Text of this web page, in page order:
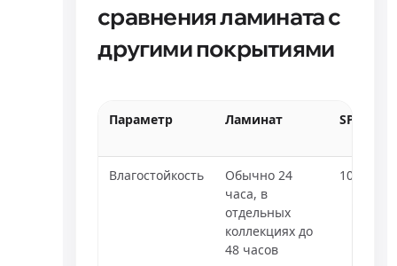
сравнения ламината с
другими покрытиями
Параметр Ламинат SPC
Влагостойкость
Обычно 24
часа, в
отдельных
коллекциях до
48 часов
100%